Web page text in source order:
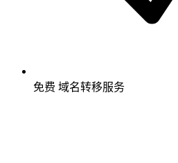
免费 域名转移服务